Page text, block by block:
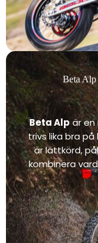
Beta Alp
Beta Alp är en
trivs lika bra
är lättkörd,
kombinera